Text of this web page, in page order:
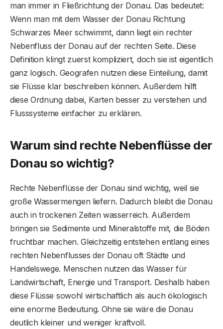
man immer in Fließrichtung der Donau. Das bedeutet:
Wenn man mit dem Wasser der Donau Richtung
Schwarzes Meer schwimmt, dann liegt ein rechter
Nebenfluss der Donau auf der rechten Seite. Diese
Definition klingt zuerst kompliziert, doch sie ist eigentlich
ganz logisch. Geografen nutzen diese Einteilung, damit
sie Flüsse klar beschreiben können. Außerdem hilft
diese Ordnung dabei, Karten besser zu verstehen und
Flusssysteme einfacher zu erklären.
Warum sind rechte Nebenflüsse der
Donau so wichtig?
Rechte Nebenflüsse der Donau sind wichtig, weil sie
große Wassermengen liefern. Dadurch bleibt die Donau
auch in trockenen Zeiten wasserreich. Außerdem
bringen sie Sedimente und Mineralstoffe mit, die Böden
fruchtbar machen. Gleichzeitig entstehen entlang eines
rechten Nebenflusses der Donau oft Städte und
Handelswege. Menschen nutzen das Wasser für
Landwirtschaft, Energie und Transport. Deshalb haben
diese Flüsse sowohl wirtschaftlich als auch ökologisch
eine enorme Bedeutung. Ohne sie wäre die Donau
deutlich kleiner und weniger kraftvoll.